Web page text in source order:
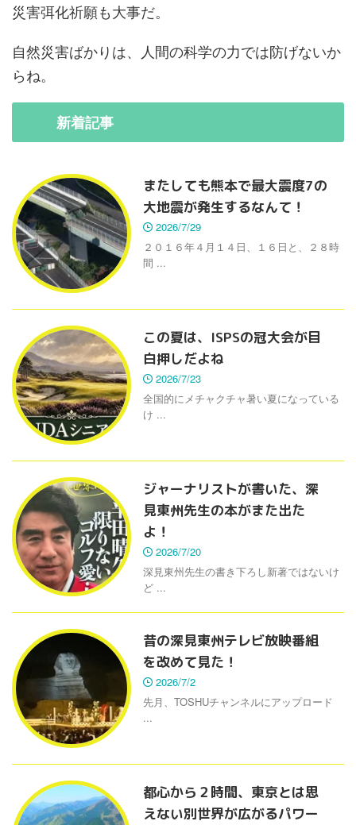
災害弭化祈願も大事だ。
自然災害ばかりは、人間の科学の力では防げないか
らね。
新着記事
またしても熊本で最大震度7の
大地震が発生するなんて！
2026/7/29
２０１６年４月１４日、１６日と、２８時
間 ...
この夏は、ISPSの冠大会が目
白押しだよね
2026/7/23
全国的にメチャクチャ暑い夏になっている
け ...
ジャーナリストが書いた、深
見東州先生の本がまた出た
よ！
2026/7/20
深見東州先生の書き下ろし新著ではないけ
ど ...
昔の深見東州テレビ放映番組
を改めて見た！
2026/7/2
先月、TOSHUチャンネルにアップロード
...
都心から２時間、東京とは思
えない別世界が広がるパワー